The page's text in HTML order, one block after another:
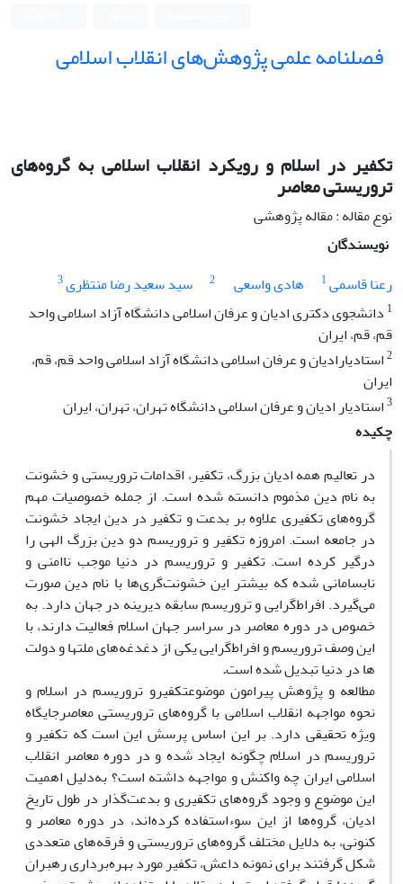
فصلنامه علمی پژوهش‌های انقلاب اسلامی
تکفیر در اسلام و رویکرد انقلاب اسلامی به گروه‏‌های
تروریستی معاصر
نوع مقاله : مقاله پژوهشی
نویسندگان
رعنا قاسمی1 هادی واسعی 2 سید سعید رضا منتظری3
1 دانشجوی دکتری ادیان و عرفان اسلامی دانشگاه آزاد اسلامی واحد
قم، قم، ایران
2استادیارادیان و عرفان اسلامی دانشگاه آزاد اسلامی واحد قم، قم،
ایران
3استادیار ادیان و عرفان اسلامی دانشگاه تهران، تهران، ایران
چکیده
در تعالیم همه ادیان بزرگ، تکفیر، اقدامات تروریستی و خشونت
به نام دین مذموم دانسته شده است. از جمله خصوصیات مهم
گروه‏های تکفیری علاوه بر بدعت و تکفیر در دین ایجاد خشونت
در جامعه است. امروزه تکفیر و تروریسم دو دین بزرگ الهی را
درگیر کرده است. تکفیر و تروریسم در دنیا موجب ناامنی و
نابسامانی شده که بیشتر این خشونت‏گری‏ها با نام دین صورت
می‏گیرد. افراط‏گرایی و تروریسم سابقه دیرینه در جهان دارد. به
خصوص در دوره معاصر در سراسر جهان اسلام فعالیت دارند، با
این وصف تروریسم و افراط‏گرایی یکی از دغدغه‏های ملت‏ها و دولت
ها در دنیا تبدیل شده است.
مطالعه و پژوهش پیرامون موضوعتکفیرو تروریسم در اسلام و
نحوه مواجهه انقلاب اسلامی با گروه‏های تروریستی معاصرجایگاه
ویژه‌ تحقیقی دارد. بر این اساس پرسش این است که تکفیر و
تروریسم در اسلام چگونه ایجاد شده و در دوره معاصر انقلاب
اسلامی ایران چه واکنش و مواجهه داشته است؟ به‌دلیل اهمیت
این موضوع و وجود گروه‏های تکفیری و بدعت‏گذار در طول تاریخ
ادیان، گروه‏ها از این سوءاستفاده کرده‏اند، در دوره معاصر و
کنونی، به دلایل مختلف گروه‏های تروریستی و فرقه‌های متعددی
شکل گرفتند برای نمونه داعش، تکفیر مورد بهرهبرداری رهبران